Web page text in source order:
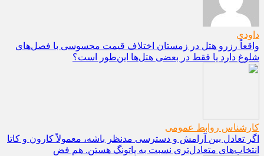
داودی
واقعاً رزرو هتل در زمستان اختلاف قیمت محسوسی با فصل‌های
شلوغ دارد یا فقط در بعضی هتل‌ها این‌طور است؟
کارشناس روابط عمومی
اگر تعادل بین آرامش و دسترسی مدنظر باشه، معمولاً کارون و کاتا
انتخاب‌های متعادل‌تری نسبت به پاتونگ هستن. هم فض